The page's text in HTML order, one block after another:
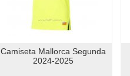
Camiseta Mallorca Segunda
2024-2025